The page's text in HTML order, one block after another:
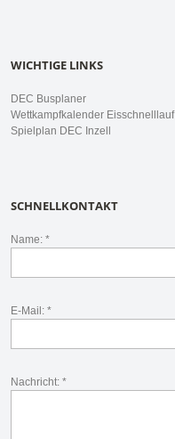
WICHTIGE LINKS
DEC Busplaner
Wettkampfkalender Eisschnelllauf
Spielplan DEC Inzell
SCHNELLKONTAKT
Name: *
E-Mail: *
Nachricht: *